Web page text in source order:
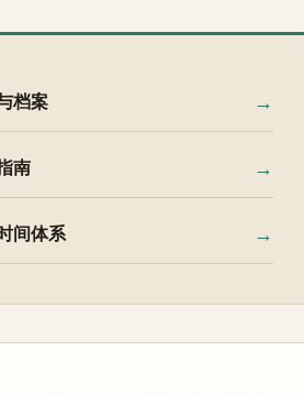
档案 →
南 →
间体系 →